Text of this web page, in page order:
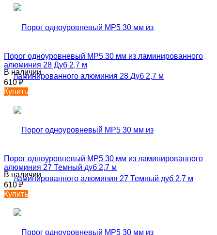
Порог одноуровневый MP5 30 мм из ламинированного
алюминия 28 Дуб 2,7 м
В наличии
610₽
Купить
Порог одноуровневый MP5 30 мм из ламинированного
алюминия 27 Темный дуб 2,7 м
В наличии
610₽
Купить